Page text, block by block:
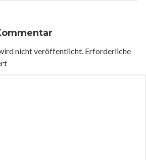
nicht veröffentlicht. Erforderliche